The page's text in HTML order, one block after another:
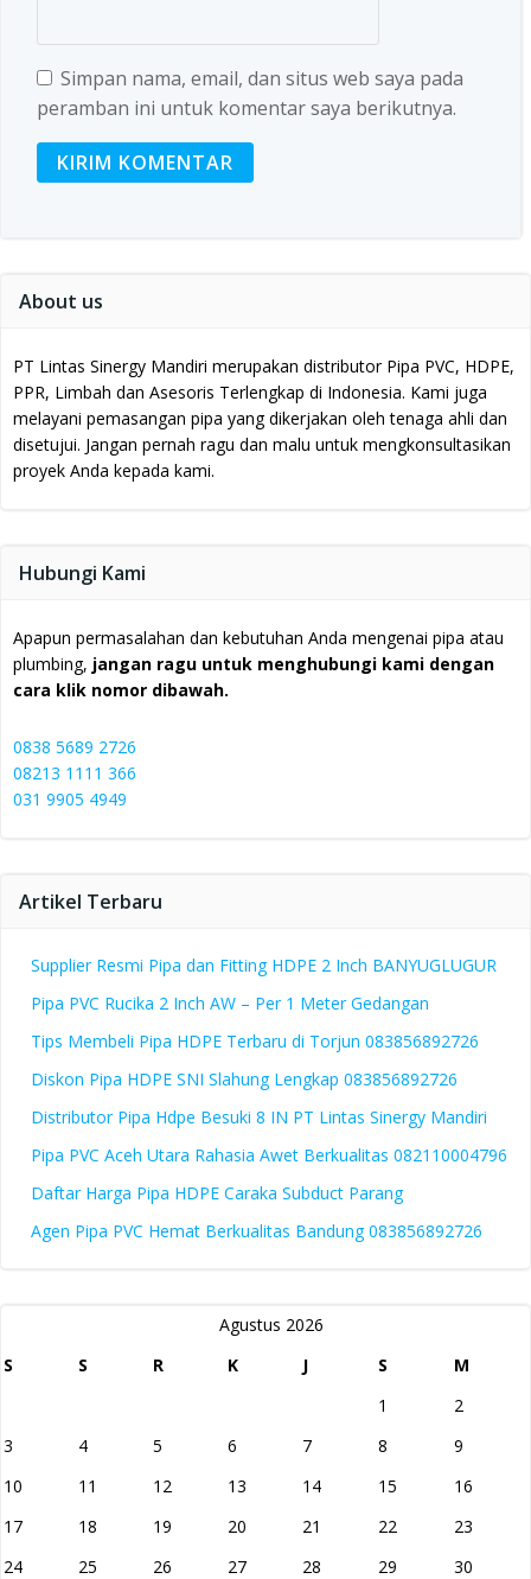
Simpan nama, email, dan situs web saya pada
peramban ini untuk komentar saya berikutnya.
About us
PT Lintas Sinergy Mandiri merupakan distributor Pipa PVC, HDPE,
PPR, Limbah dan Asesoris Terlengkap di Indonesia. Kami juga
melayani pemasangan pipa yang dikerjakan oleh tenaga ahli dan
disetujui. Jangan pernah ragu dan malu untuk mengkonsultasikan
proyek Anda kepada kami.
Hubungi Kami
Apapun permasalahan dan kebutuhan Anda mengenai pipa atau
plumbing, jangan ragu untuk menghubungi kami dengan
cara klik nomor dibawah.
0838 5689 2726
08213 1111 366
031 9905 4949
Artikel Terbaru
Supplier Resmi Pipa dan Fitting HDPE 2 Inch BANYUGLUGUR
Pipa PVC Rucika 2 Inch AW – Per 1 Meter Gedangan
Tips Membeli Pipa HDPE Terbaru di Torjun 083856892726
Diskon Pipa HDPE SNI Slahung Lengkap 083856892726
Distributor Pipa Hdpe Besuki 8 IN PT Lintas Sinergy Mandiri
Pipa PVC Aceh Utara Rahasia Awet Berkualitas 082110004796
Daftar Harga Pipa HDPE Caraka Subduct Parang
Agen Pipa PVC Hemat Berkualitas Bandung 083856892726
Agustus 2026
S
S R K J S
M
1
2
3
4 5 6 7 8
9
10
11 12 13 14 15
16
17
18 19 20 21 22
23
24
25 26 27 28 29
30